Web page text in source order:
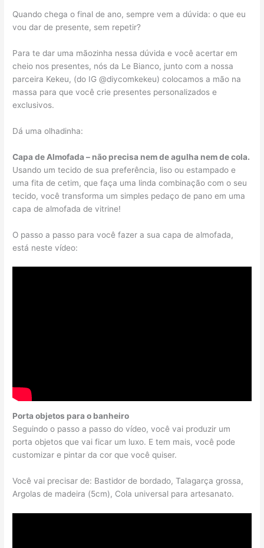
Quando chega o final de ano, sempre vem a dúvida: o que eu
vou dar de presente, sem repetir?
Para te dar uma mãozinha nessa dúvida e você acertar em
cheio nos presentes, nós da Le Bianco, junto com a nossa
parceira Kekeu, (do IG @diycomkekeu) colocamos a mão na
massa para que você crie presentes personalizados e
exclusivos.
Dá uma olhadinha:
Capa de Almofada – não precisa nem de agulha nem de cola.
Usando um tecido de sua preferência, liso ou estampado e
uma fita de cetim, que faça uma linda combinação com o seu
tecido, você transforma um simples pedaço de pano em uma
capa de almofada de vitrine!
O passo a passo para você fazer a sua capa de almofada,
está neste vídeo:
Porta objetos para o banheiro
Seguindo o passo a passo do vídeo, você vai produzir um
porta objetos que vai ficar um luxo. E tem mais, você pode
customizar e pintar da cor que você quiser.
Você vai precisar de: Bastidor de bordado, Talagarça grossa,
Argolas de madeira (5cm), Cola universal para artesanato.